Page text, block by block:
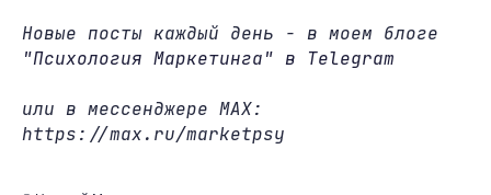
Новые посты каждый день - в моем блоге
"Психология Маркетинга" в Telegram
или в мессенджере MAX:
https://max.ru/marketpsy